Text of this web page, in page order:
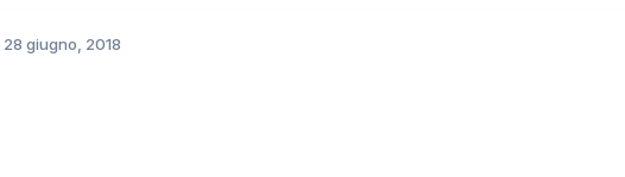
28 giugno, 2018